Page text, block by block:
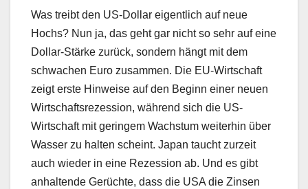
Was treibt den US-Dollar eigentlich auf neue
Hochs? Nun ja, das geht gar nicht so sehr auf eine
Dollar-Stärke zurück, sondern hängt mit dem
schwachen Euro zusammen. Die EU-Wirtschaft
zeigt erste Hinweise auf den Beginn einer neuen
Wirtschaftsrezession, während sich die US-
Wirtschaft mit geringem Wachstum weiterhin über
Wasser zu halten scheint. Japan taucht zurzeit
auch wieder in eine Rezession ab. Und es gibt
anhaltende Gerüchte, dass die USA die Zinsen